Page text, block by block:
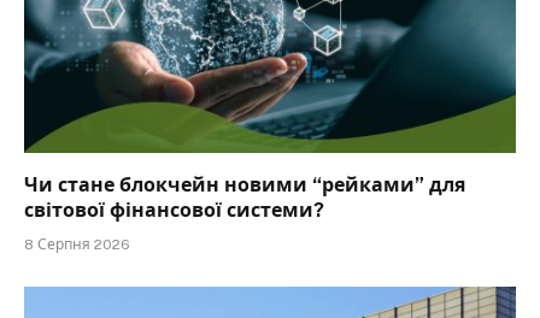
Чи стане блокчейн новими “рейками” для
світової фінансової системи?
8 Серпня 2026